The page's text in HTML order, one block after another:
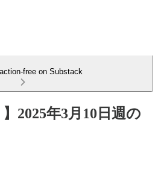
free on Substack
2025年3月10日週の